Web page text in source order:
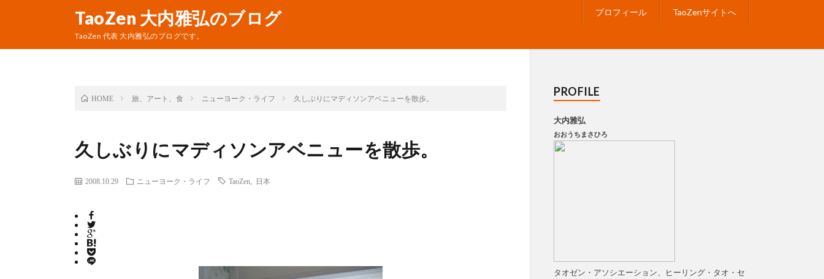
TaoZen 大内雅弘のブログ
TaoZen 代表 大内雅弘のブログです。
プロフィール TaoZenサイトへ
HOME 旅、アート、食 ニューヨーク・ライフ 久しぶりにマディソンアベニューを散歩。
久しぶりにマディソンアベニューを散歩。
2008.10.29 ニューヨーク・ライフ TaoZen 日本
PROFILE
大内雅弘
おおうちまさひろ
タオゼン・アソシエーション、ヒーリング・タオ・セ